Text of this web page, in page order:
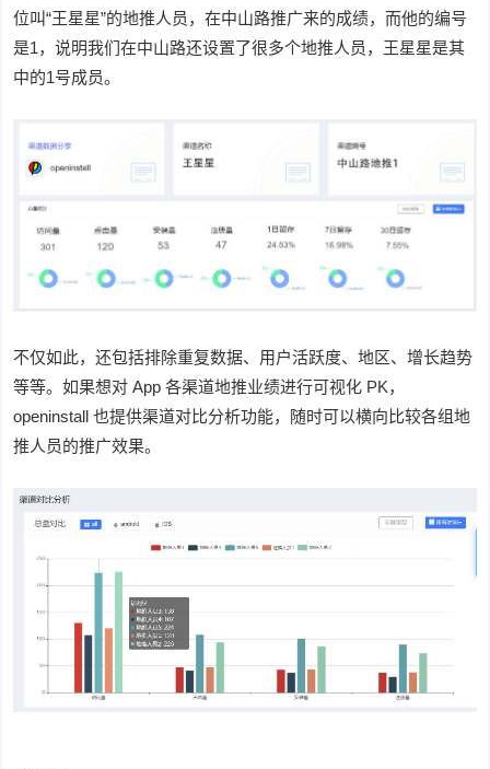
位叫“王星星”的地推人员，在中山路推广来的成绩，而他的编号
是1，说明我们在中山路还设置了很多个地推人员，王星星是其
中的1号成员。
不仅如此，还包括排除重复数据、用户活跃度、地区、增长趋势
等等。如果想对 App 各渠道地推业绩进行可视化 PK，
openinstall 也提供渠道对比分析功能，随时可以横向比较各组地
推人员的推广效果。